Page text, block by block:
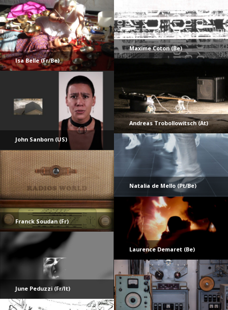
Maxime Coton (Be)
Isa Belle (Fr/Be)
Andreas Trobollowitsch (At)
John Sanborn (US)
Natalia de Mello (Pt/Be)
Franck Soudan (Fr)
Laurence Demaret (Be)
June Peduzzi (Fr/It)